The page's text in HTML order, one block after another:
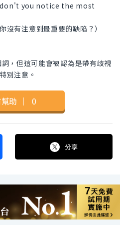
don't you notice the most
沒有注意到最重要的缺陷？）
，但這可能會被認為是帶有歧視
別注意。
助 ｜ 0
分享